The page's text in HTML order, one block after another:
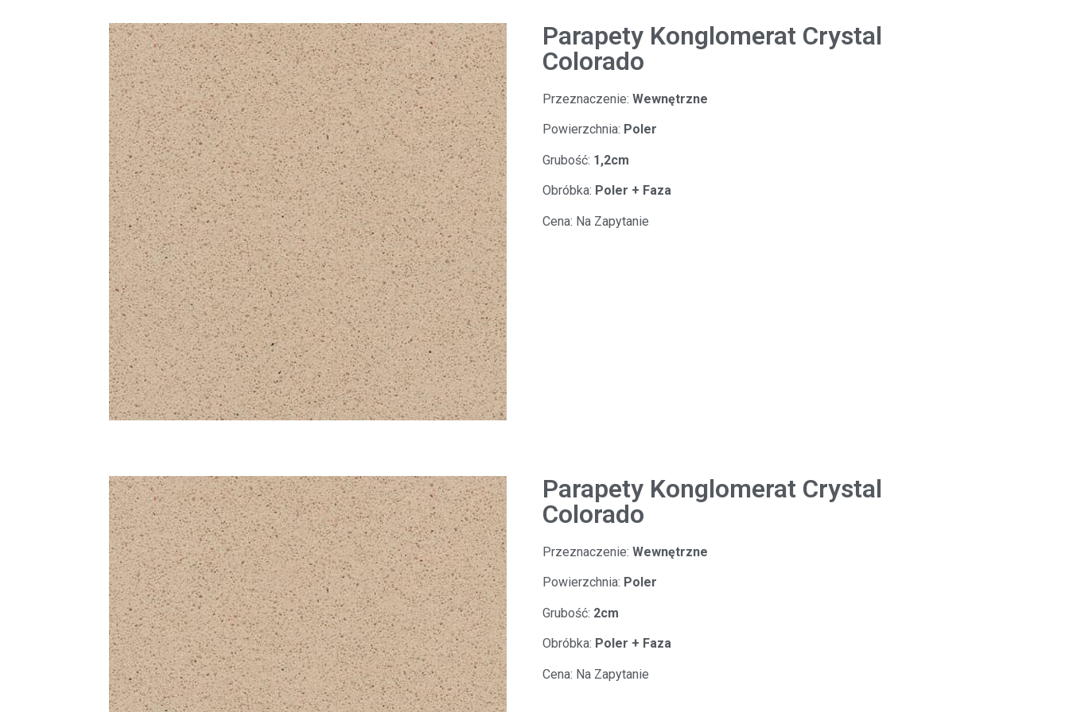
Parapety Konglomerat Crystal
Colorado
Przeznaczenie: Wewnętrzne
Powierzchnia: Poler
Grubość: 1,2cm
Obróbka: Poler + Faza
Cena: Na Zapytanie
Parapety Konglomerat Crystal
Colorado
Przeznaczenie: Wewnętrzne
Powierzchnia: Poler
Grubość: 2cm
Obróbka: Poler + Faza
Cena: Na Zapytanie